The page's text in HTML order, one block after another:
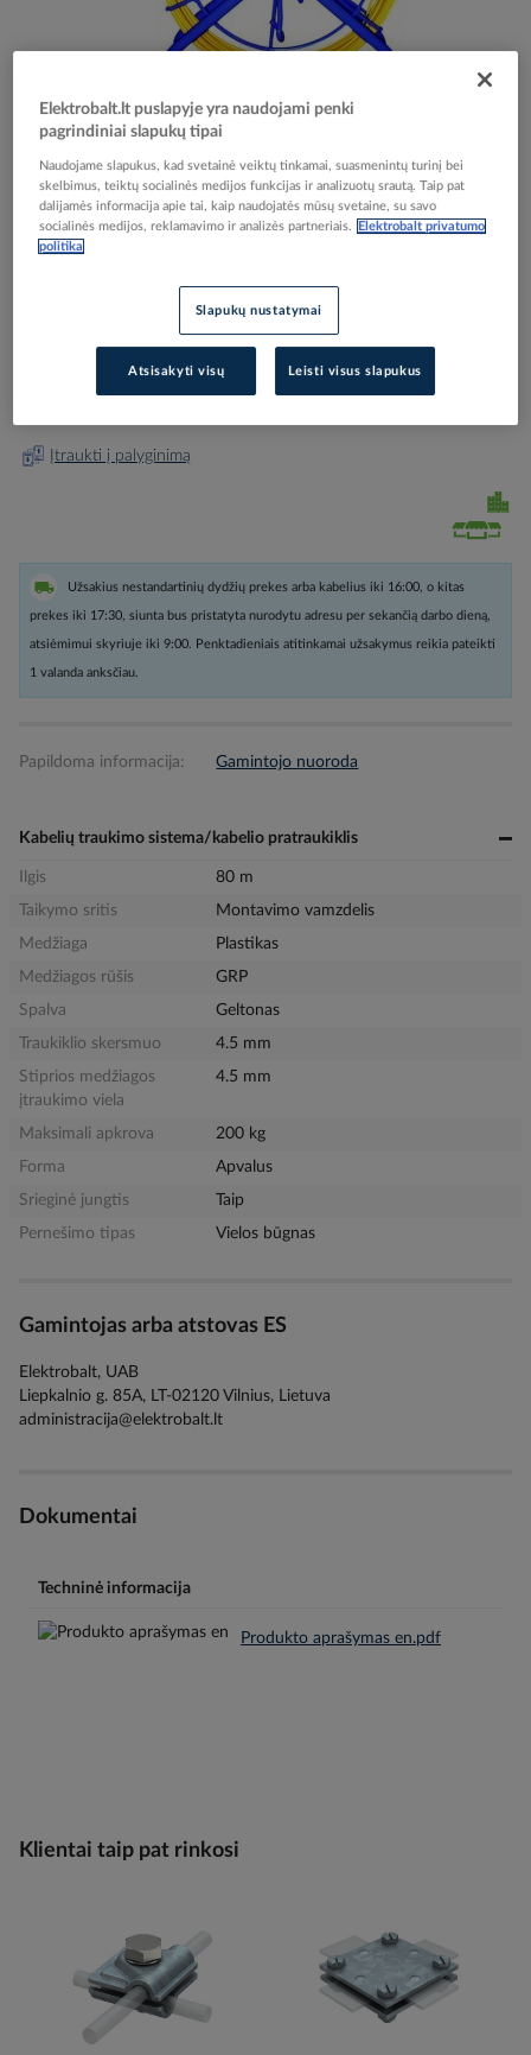
Skip
the
beginning
the
Reali prekė gali skirtis nuo pavaizduotos nuotraukoje
Įtraukiklis 80m 4.0mm geltonas su rite PKES80 -
PROTEC
Elektrobalt prekės kodas
Prisijunkite, norėdami pamatyti kainas
Įtraukti į palyginimą
Užsakius nestandartinių dydžių prekes arba kabelius iki 16:00, o kitas
prekes iki 17:30, siunta bus pristatyta nurodytu adresu per sekančią darbo dieną,
atsiėmimui skyriuje iki 9:00. Penktadieniais atitinkamai užsakymus reikia pateikti
1 valanda anksčiau.
Papildoma informacija: Gamintojo nuoroda
Kabelių traukimo sistema/kabelio pratraukiklis
Ilgis
80 m
Taikymo sritis
Montavimo vamzdelis
Medžiaga
Plastikas
Medžiagos rūšis
GRP
Spalva
Geltonas
Traukiklio skersmuo
4.5 mm
Stiprios medžiagos
įtraukimo viela
4.5 mm
Maksimali apkrova
200 kg
Forma
Apvalus
Srieginė jungtis
Taip
Pernešimo tipas
Vielos būgnas
Gamintojas arba atstovas ES
Elektrobalt, UAB
Liepkalnio g. 85A, LT-02120 Vilnius, Lietuva
administracija@elektrobalt.lt
Dokumentai
Techninė informacija
Produkto aprašymas en.pdf
Klientai taip pat rinkosi
Elektrobalt.lt puslapyje yra naudojami penki
pagrindiniai slapukų tipai
Naudojame slapukus, kad svetainė veiktų tinkamai, suasmenintų turinį bei
skelbimus, teiktų socialinės medijos funkcijas ir analizuotų srautą. Taip pat
dalijamės informacija apie tai, kaip naudojatės mūsų svetaine, su savo
socialinės medijos, reklamavimo ir analizės partneriais.
Elektrobalt privatumo
politika
Slapukų nustatymai
Atsisakyti visų Leisti visus slapukus